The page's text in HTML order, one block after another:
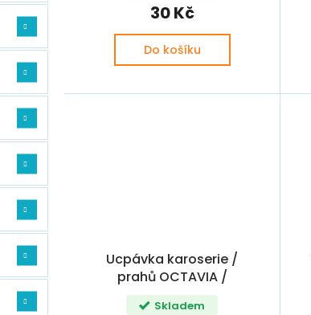
30 Kč
Do košíku
Ucpávka karoserie /
prahů OCTAVIA /
OCTAVIA II OE
Skladem